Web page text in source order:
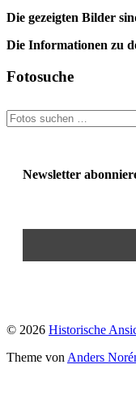
Die gezeigten Bilder
Die Informationen zu
Fotosuche
Newsletter
© 2026 Historische
Theme von Anders